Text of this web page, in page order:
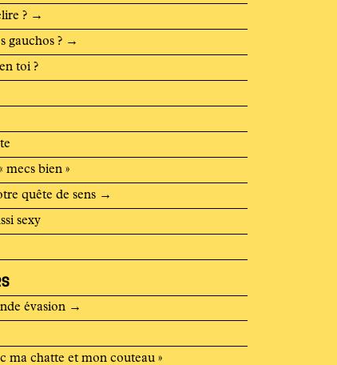
? →
gauchos ? →
toi ?
mecs bien »
quête de sens →
sexy
évasion →
ma chatte et mon couteau »